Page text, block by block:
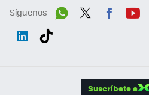
Síguenos
Suscríbete a